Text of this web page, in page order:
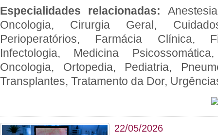
Especialidades relacionadas:
Oncologia, Cirurgia Geral,
Perioperatórios, Farmácia Clínica,
Infectologia, Medicina
Oncologia, Ortopedia, Pediatria,
Transplantes, Tratamento da Dor,
22/05/2026